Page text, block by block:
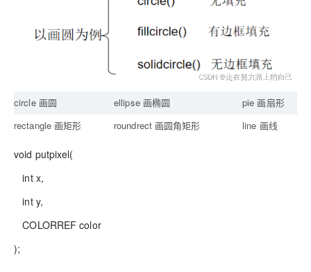
circle 画圆 ellipse 画椭圆 pie 画扇形
rectangle 画矩形
roundrect 画圆角矩形 line 画线
void putpixel(
int x,
int y,
COLORREF color
);